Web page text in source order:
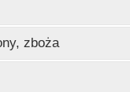
zboża